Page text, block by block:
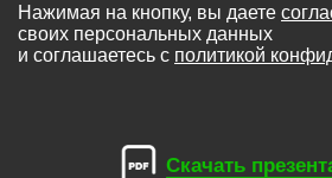
Нажимая на кнопку, вы даете
своих персональных данных
и соглашаетесь с политикой
Скачать